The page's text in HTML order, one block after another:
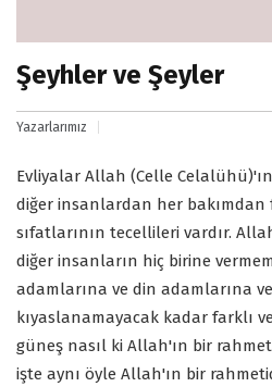
Şeyhler ve Şeyler
Yazarlarımız
Evliyalar Allah (Celle
diğer insanlardan her bakımdan
sıfatlarının tecellileri vardır.
diğer insanların hiç birine
adamlarına ve din adamlarına
kıyaslanamayacak kadar farklı
güneş nasıl ki Allah'ın bir
işte aynı öyle Allah'ın bir